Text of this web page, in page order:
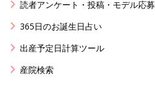
読者アンケート・投稿・モデル応募
365日のお誕生日占い
出産予定日計算ツール
産院検索